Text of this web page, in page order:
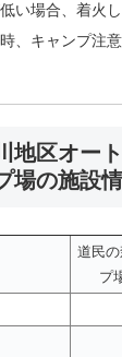
い場合、着火
、キャンプ注意
地区オー
場の施設
道民
プ